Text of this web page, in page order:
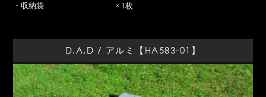
・収納袋 × 1枚
D.A.D / アルミ【HA583-01】